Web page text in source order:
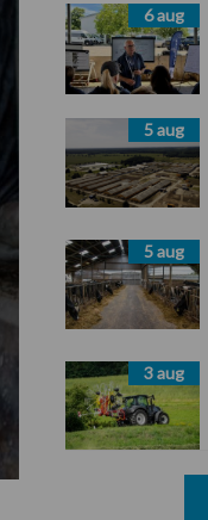
6 aug
5 aug
5 aug
3 aug